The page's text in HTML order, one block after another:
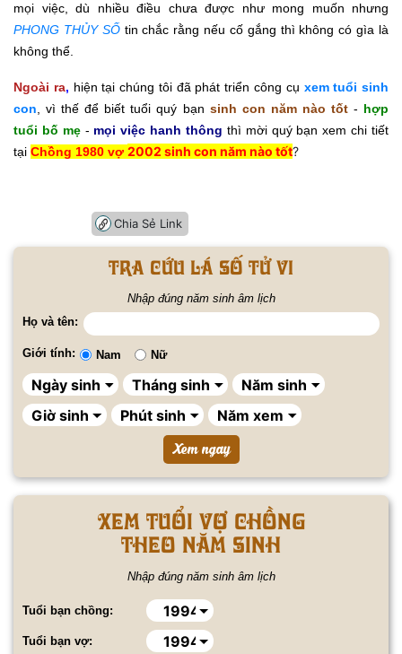
mọi việc, dù nhiều điều chưa được như mong muốn nhưng
PHONG THỦY SỐtin chắc rằng nếu cố gắng thì không có gìa là
không thể.
Ngoài ra, hiện tại chúng tôi đã phát triển công cụ xem tuổi sinh
con, vì thế để biết tuổi quý bạn sinh con năm nào tốt- hợp
tuổi bố mẹ- mọi việc hanh thông thì mời quý bạn xem chi tiết
tại Chồng 1980 vợ 2002 sinh con năm nào tốt?
Chia Sẻ Link
Tra cứu lá số tử vi
Nhập đúng năm sinh âm lịch
Họ và tên:
Giới tính: Nam Nữ
Xem tuổi vợ chồng
theo năm sinh
Nhập đúng năm sinh âm lịch
Tuổi bạn chồng:
Tuổi bạn vợ: